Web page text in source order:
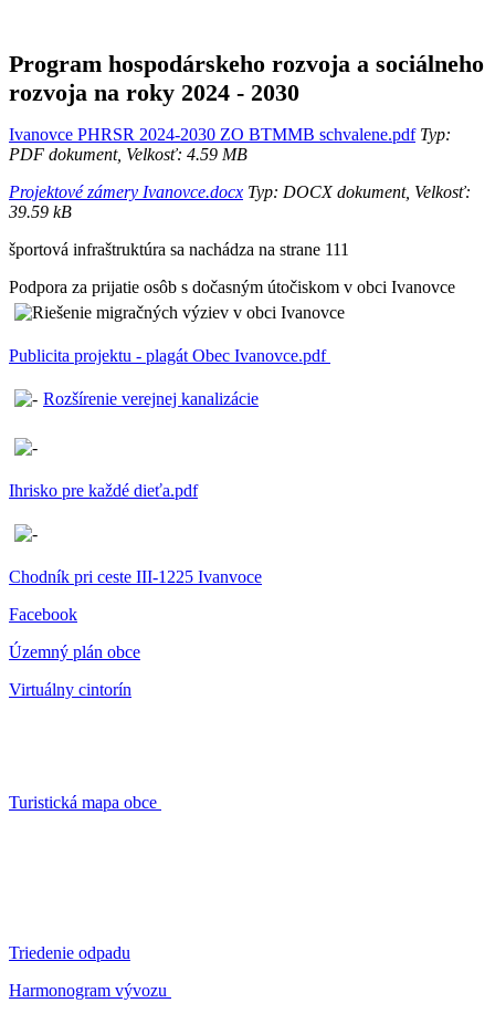
Program hospodárskeho rozvoja a sociálneho
rozvoja na roky 2024 - 2030
Ivanovce PHRSR 2024-2030 ZO BTMMB schvalene.pdfTyp:
PDF dokument, Velkosť: 4.59 MB
Projektové zámery Ivanovce.docx Typ: DOCX dokument, Velkosť:
39.59 kB
športová infraštruktúra sa nachádza na strane 111
Podpora za prijatie osôb s dočasným útočiskom v obci Ivanovce
Publicita projektu - plagát Obec Ivanovce.pdf
Rozšírenie verejnej kanalizácie
Ihrisko pre každé dieťa.pdf
Chodník pri ceste III-1225 Ivanvoce
Facebook
Územný plán obce
Virtuálny cintorín
Turistická mapa obce
Triedenie odpadu
Harmonogram vývozu